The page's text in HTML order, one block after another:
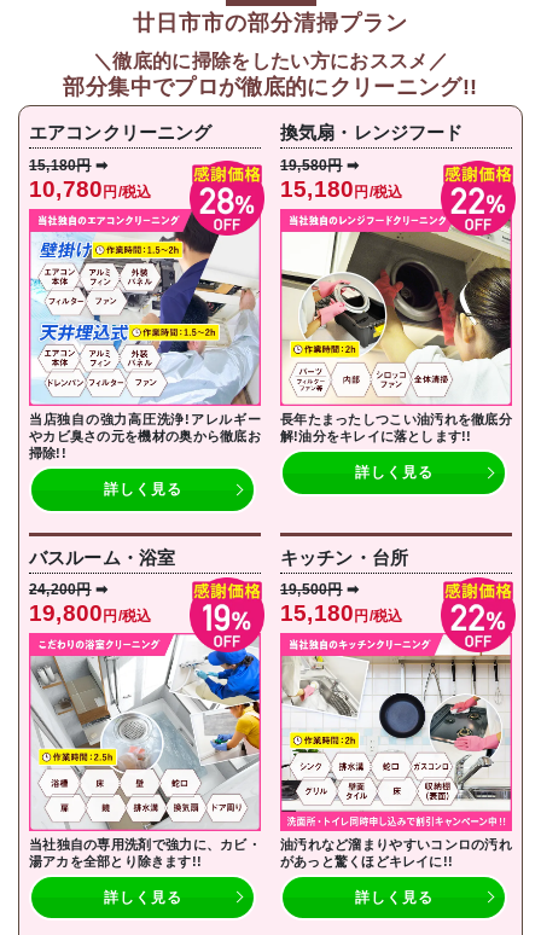
廿日市市の部分清掃プラン
＼徹底的に掃除をしたい方におススメ／
部分集中でプロが徹底的にクリーニング!!
エアコンクリーニング
15,180円 ➡
10,780円/税込
当店独自の強力高圧洗浄!アレルギー
やカビ臭さの元を機材の奥から徹底お
掃除!!
詳しく見る
換気扇・レンジフード
19,580円 ➡
15,180円/税込
長年たまったしつこい油汚れを徹底分
解!油分をキレイに落とし ます!!
詳しく見る
バスルーム・浴室
24,200円 ➡
19,800 円/税込
当社独自の専用洗剤で強力に、カビ・
湯アカを全部とり除きます!!
詳しく見る
キッチン・台所
19,500円 ➡
15,180 円/税込
油汚れなど溜まりやすいコンロの汚れ
があっと驚くほどキレイに!!
詳しく見る